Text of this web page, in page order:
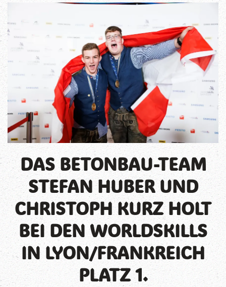
DAS BETONBAU-TEAM
STEFAN HUBER UND
CHRISTOPH KURZ HOLT
BEI DEN WORLDSKILLS
IN LYON/FRANKREICH
PLATZ 1.